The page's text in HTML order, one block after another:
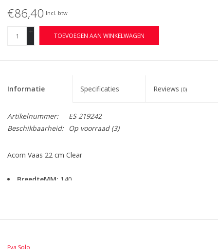
€86,40 Incl. btw
+
-
TOEVOEGEN AAN WINKELWAGEN
Informatie Specificaties Reviews (0)
Artikelnummer:
ES 219242
Beschikbaarheid:
Op voorraad(3)
Acorn Vaas 22 cm Clear
BreedteMM: 140